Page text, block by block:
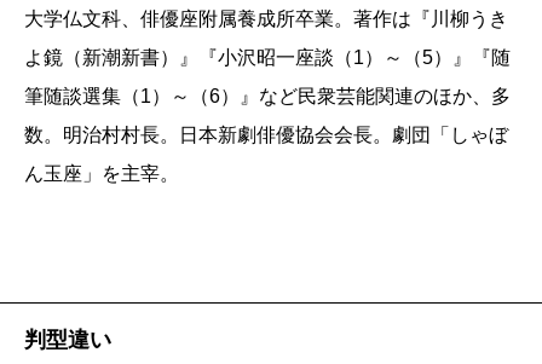
大学仏文科、俳優座附属養成所卒業。著作は『川柳うき
よ鏡（新潮新書）』『小沢昭一座談（1）～（5）』『随
筆随談選集（1）～（6）』など民衆芸能関連のほか、多
数。明治村村長。日本新劇俳優協会会長。劇団「しゃぼ
ん玉座」を主宰。
判型違い